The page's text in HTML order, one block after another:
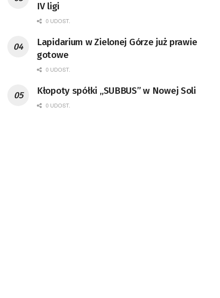
IV ligi
0 UDOST.
Lapidarium w Zielonej Górze już prawie
gotowe
0 UDOST.
Kłopoty spółki „SUBBUS” w Nowej Soli
0 UDOST.